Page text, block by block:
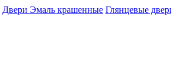
Двери Эмаль крашенные Глянцевые